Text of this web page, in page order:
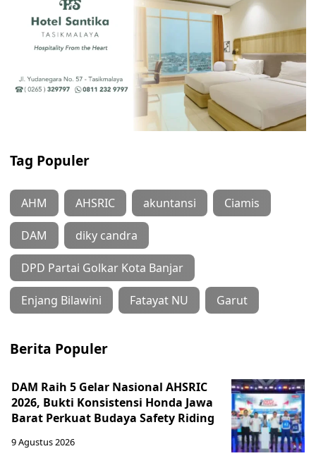
Tag Populer
AHM AHSRIC akuntansi Ciamis
DAM diky candra
DPD Partai Golkar Kota Banjar
Enjang Bilawini Fatayat NU Garut
Berita Populer
DAM Raih 5 Gelar Nasional AHSRIC
2026, Bukti Konsistensi Honda Jawa
Barat Perkuat Budaya Safety Riding
9 Agustus 2026